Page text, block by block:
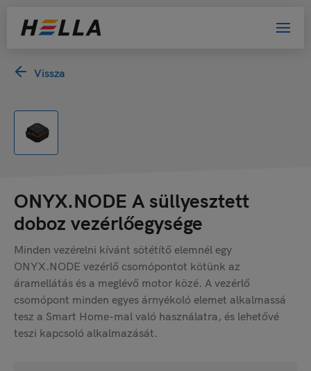
Vissza
ONYX.NODE A süllyesztett
doboz vezérlőegysége
Minden vezérelni kívánt sötétítő elemnél egy
ONYX.NODE vezérlő csomópontot kötünk az
áramellátás és a meglévő motor közé. A vezérlő
csomópont minden egyes árnyékoló elemet alkalmassá
tesz a Smart Home-mal való használatra, és lehetővé
teszi kapcsoló alkalmazását.